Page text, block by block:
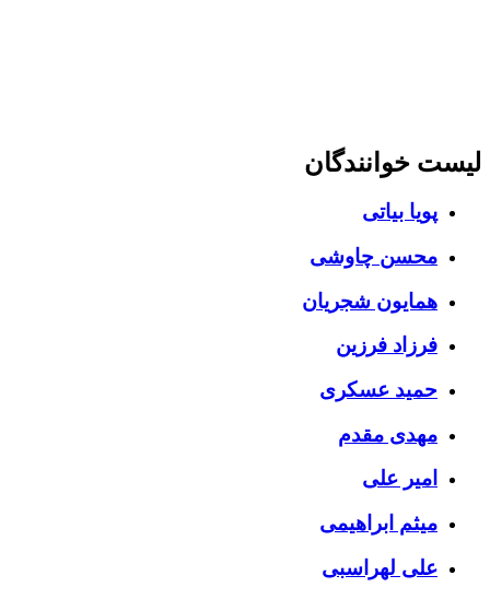
لیست خوانندگان
پویا بیاتی
محسن چاوشی
همایون شجریان
فرزاد فرزین
حمید عسکری
مهدی مقدم
امیر علی
میثم ابراهیمی
علی لهراسبی